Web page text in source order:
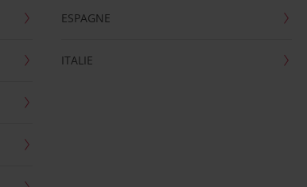
ESPAGNE
ITALIE